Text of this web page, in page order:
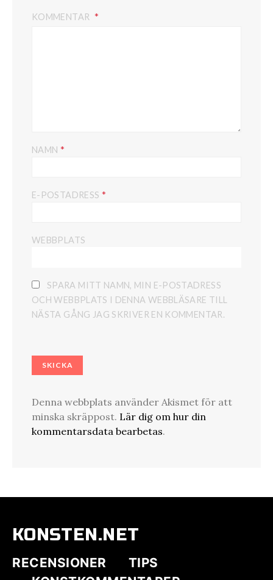
KOMMENTAR
NAMN *
E-POSTADRESS *
WEBBPLATS
SPARA MITT NAMN, MIN E-POSTADRESS
OCH WEBBPLATS I DENNA WEBBLÄSARE TILL
NÄSTA GÅNG JAG SKRIVER EN KOMMENTAR.
Denna webbplats använder Akismet för att
minska skräppost. Lär dig om hur din
kommentarsdata bearbetas.
KONSTEN.NET
RECENSIONER
TIPS